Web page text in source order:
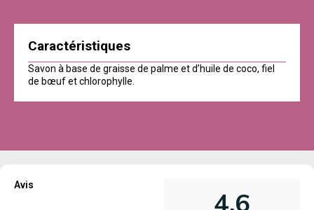
Caractéristiques
Savon à base de graisse de palme et d’huile de coco, fiel
de bœuf et chlorophylle.
Avis